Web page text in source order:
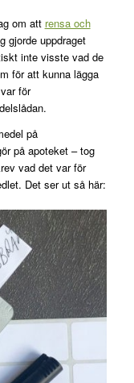
om att rensa och
gjorde uppdraget
inte visste vad de
för att kunna lägga
för
på
på apoteket – tog
vad det var för
Det ser ut så här: